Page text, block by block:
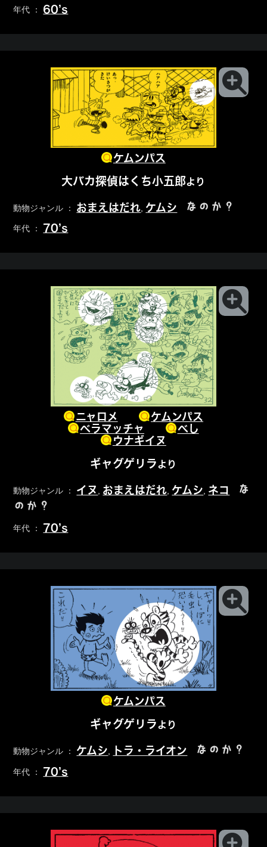
年代 ： 60’s
ケムンパス
大バカ探偵はくち小五郎より
動物ジャンル ： おまえはだれ ケムシ なのか？
年代 ： 70’s
ニャロメ
ケムンパス
ベラマッチャ
べし
ウナギイヌ
ギャグゲリラより
動物ジャンル ： イヌ , おまえはだれ, ケムシ, ネコ
な
のか？
年代 ： 70’s
ケムンパス
ギャグゲリラより
動物ジャンル ： ケムシ, トラ・ライオン なのか？
年代 ： 70’s